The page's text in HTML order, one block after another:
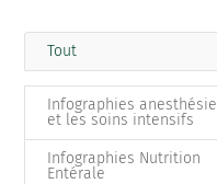
Tout
Infographies anesthésie
et les soins intensifs
Infographies Nutrition
Entérale